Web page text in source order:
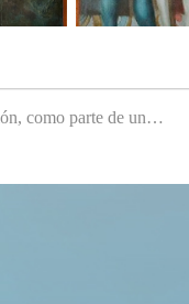
como parte de un…